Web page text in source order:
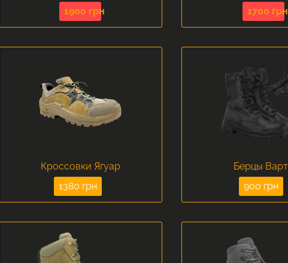
1900 грн
1700 грн
Кроссовки Ягуар
1380 грн
Берцы
900 грн